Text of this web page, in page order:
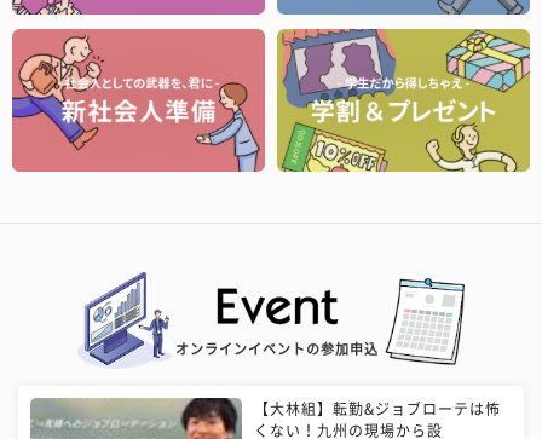
オンラインイベントの参加申込
【大林組】転勤&ジョブローテは怖
くない！九州の現場から設